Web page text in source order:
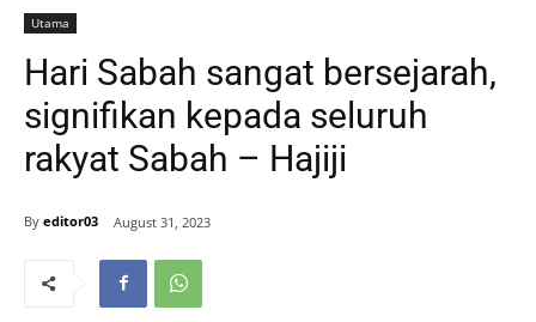
Utama
Hari Sabah sangat bersejarah,
signifikan kepada seluruh
rakyat Sabah – Hajiji
By editor03 August 31, 2023